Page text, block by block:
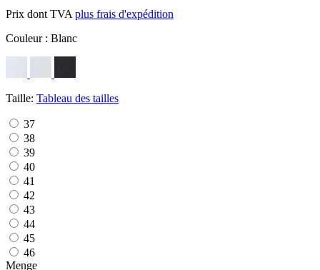
Prix dont TVA plus frais d'expédition
Couleur : Blanc
Taille: Tableau des tailles
37
38
39
40
41
42
43
44
45
46
Menge